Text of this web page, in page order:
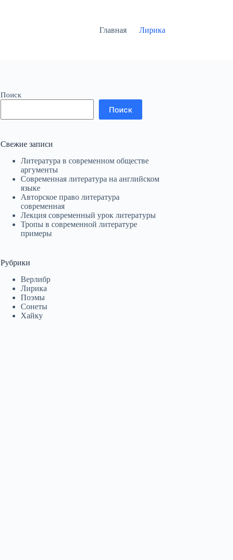
Главная Лирика
Поиск
Поиск
Свежие записи
Литература в современном обществе
аргументы
Современная литература на английском
языке
Авторское право литература
современная
Лекция современный урок литературы
Тропы в современной литературе
примеры
Рубрики
Верлибр
Лирика
Поэмы
Сонеты
Хайку